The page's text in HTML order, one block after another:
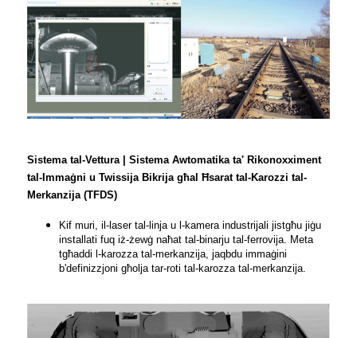
Sistema tal-Vettura | Sistema Awtomatika ta' Rikonoxximent
tal-Immaġni u Twissija Bikrija għal Ħsarat tal-Karozzi tal-
Merkanzija (TFDS)
Kif muri, il-laser tal-linja u l-kamera industrijali jistgħu jiġu
installati fuq iż-żewġ naħat tal-binarju tal-ferrovija. Meta
tgħaddi l-karozza tal-merkanzija, jaqbdu immaġini
b'definizzjoni għolja tar-roti tal-karozza tal-merkanzija.